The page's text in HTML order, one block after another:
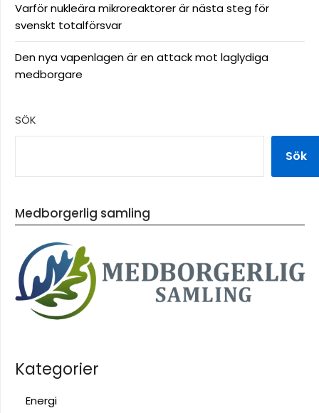
Varför nukleära mikroreaktorer är nästa steg för
svenskt totalförsvar
Den nya vapenlagen är en attack mot laglydiga
medborgare
SÖK
Sök
Medborgerlig samling
Kategorier
Energi